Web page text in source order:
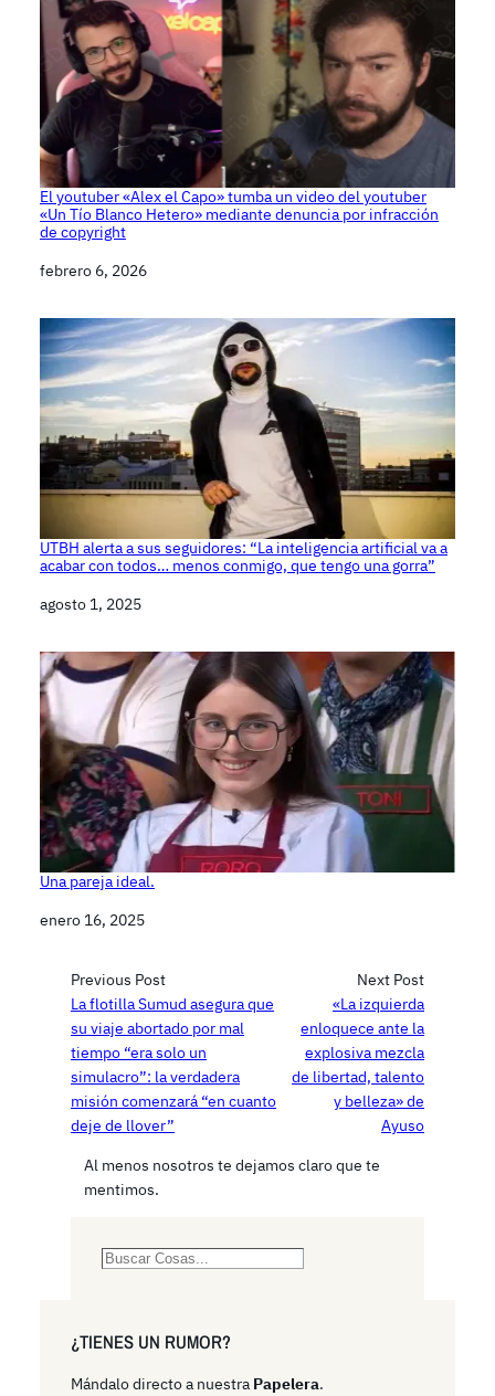
El youtuber «Alex el Capo» tumba un video del youtuber
«Un Tío Blanco Hetero» mediante denuncia por infracción
de copyright
Fecha
febrero 6, 2026
UTBH alerta a sus seguidores: “La inteligencia artificial va a
acabar con todos… menos conmigo, que tengo una gorra”
Fecha
agosto 1, 2025
Una pareja ideal.
Fecha
enero 16, 2025
Previous Post
La flotilla Sumud asegura que
su viaje abortado por mal
tiempo “era solo un
simulacro”: la verdadera
misión comenzará “en cuanto
deje de llover”
Next Post
«La izquierda
enloquece ante la
explosiva mezcla
de libertad, talento
y belleza» de
Ayuso
Al menos nosotros te dejamos claro que te
mentimos.
S
r
h
¿TIENES UN RUMOR?
Mándalo directo a nuestra Papelera.